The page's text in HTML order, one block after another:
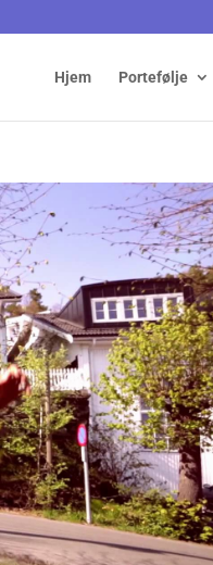
Hjem Portefølje